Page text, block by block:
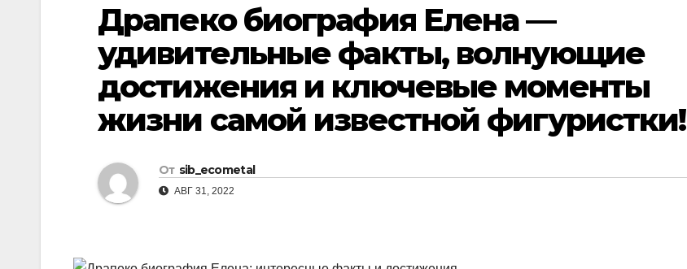
Драпеко биография Елена —
удивительные факты, волнующие
достижения и ключевые моменты
жизни самой известной фигуристки!
От sib_ecometal
АВГ 31, 2022